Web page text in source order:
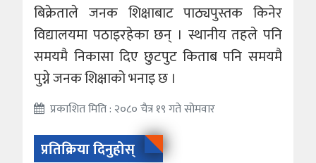
बिक्रेताले जनक शिक्षाबाट पाठ्यपुस्तक किनेर
विद्यालयमा पठाइरहेका छन् । स्थानीय तहले पनि
समयमै निकासा दिए छुटपुट किताब पनि समयमै
पुग्ने जनक शिक्षाको भनाइ छ ।
प्रकाशित मिति : २०८० चैत्र १९ गते सोमवार
प्रतिक्रिया दिनुहोस्